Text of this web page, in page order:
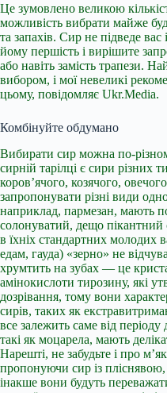
Це зумовлено великою
можливість вибрати майже
та запахів. Сир не підведе
йому першість і вирішите
або навіть замість трапези.
вибором, і мої невеликі
цьому, повідомляє Ukr.Media.
Комбінуйте обдумано
Вибирати сир можна по-
сирній тарілці є сири різних
коров’ячого, козячого,
запропонувати різні види
наприклад, пармезан, мають
солонуватий, дещо пікантний
в їхніх стандартних молодих
едам, гауда) «зерно» не
хрумтить на зубах — це
амінокислоти тирозину, які
дозрівання, тому вони
сирів, таких як
все залежить саме від періоду
такі як моцарела, мають
Нарешті, не забудьте і про
пропонуючи сир із
інакше вони будуть